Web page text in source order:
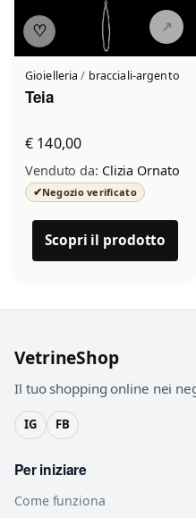
♡
Gioielleria / bracciali-argento
Teia
€ 140,00
Venduto da: Clizia Ornato
✔Negozio verificato
Scopri il prodotto
VetrineShop
Il tuo shopping online nei
IG FB
Per iniziare
Come funziona